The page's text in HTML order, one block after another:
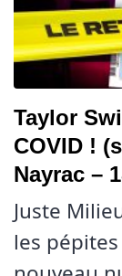
Taylor
COVID !
Nayrac –
Juste
les